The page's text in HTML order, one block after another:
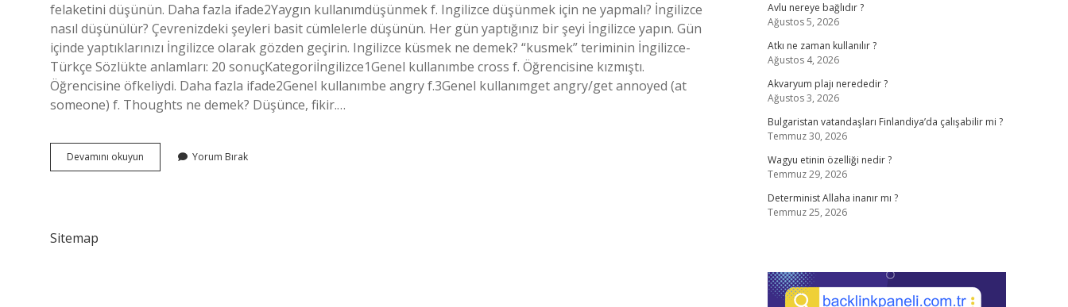
felaketini düşünün. Daha fazla ifade2Yaygın kullanımdüşünmek f. Ingilizce düşünmek için ne yapmalı? İngilizce
nasıl düşünülür? Çevrenizdeki şeyleri basit cümlelerle düşünün. Her gün yaptığınız bir şeyi İngilizce yapın. Gün
içinde yaptıklarınızı İngilizce olarak gözden geçirin. Ingilizce küsmek ne demek? “kusmek” teriminin İngilizce-
Türkçe Sözlükte anlamları: 20 sonuçKategoriİngilizce1Genel kullanımbe cross f. Öğrencisine kızmıştı.
Öğrencisine öfkeliydi. Daha fazla ifade2Genel kullanımbe angry f.3Genel kullanımget angry/get annoyed (at
someone) f. Thoughts ne demek? Düşünce, fikir.…
Devamını okuyun Ingilizce
Düşün
Yorum Bırak
Sitemap
Avlu nereye bağlıdır ?
Ağustos 5, 2026
Atkı ne zaman kullanılır ?
Ağustos 4, 2026
Akvaryum plajı nerededir ?
Ağustos 3, 2026
Bulgaristan vatandaşları Finlandiya’da çalışabilir mi ?
Temmuz 30, 2026
Wagyu etinin özelliği nedir ?
Temmuz 29, 2026
Determinist Allaha inanır mı ?
Temmuz 25, 2026